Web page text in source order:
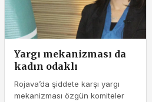
Yargı mekanizması da
kadın odaklı
Rojava’da şiddete karşı yargı
mekanizması özgün komiteler